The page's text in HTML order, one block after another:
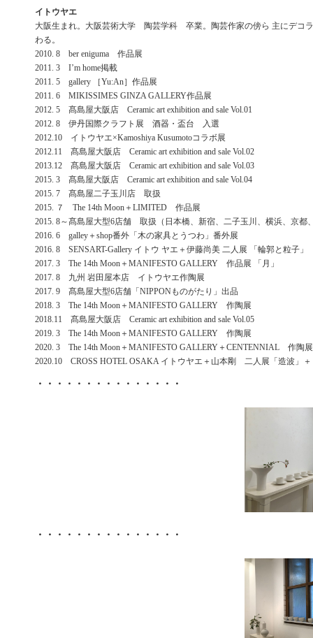
イトウヤエ
大阪生まれ。大阪芸術大学 陶芸学科 卒業。陶芸作家の傍ら 主にデコ
わる。
2010. 8 ber eniguma 作品展
2011. 3 I’m home掲載
2011. 5 gallery ［Yu:An］作品展
2011. 6 MIKISSIMES GINZA GALLERY作品展
2012. 5 髙島屋大阪店 Ceramic art exhibition and sale Vol.01
2012. 8 伊丹国際クラフト展 酒器・盃台 入選
2012.10 イトウヤエ×Kamoshiya Kusumotoコラボ展
2012.11 髙島屋大阪店 Ceramic art exhibition and sale Vol.02
2013.12 髙島屋大阪店 Ceramic art exhibition and sale Vol.03
2015. 3 髙島屋大阪店 Ceramic art exhibition and sale Vol.04
2015. 7 髙島屋二子玉川店 取扱
2015. ７ The 14th Moon＋LIMITED 作品展
2015. 8～髙島屋大型6店舗 取扱（日本橋、新宿、二子玉川、横浜、京都
2016. 6 galley＋shop番外「木の家具とうつわ」番外展
2016. 8 SENSART-Gallery イトウ ヤエ＋伊藤尚美 二人展 「輪郭と粒子」
2017. 3 The 14th Moon＋MANIFESTO GALLERY 作品展 「月」
2017. 8 九州 岩田屋本店 イトウヤエ作陶展
2017. 9 髙島屋大型6店舗「NIPPONものがたり」出品
2018. 3 The 14th Moon＋MANIFESTO GALLERY 作陶展
2018.11 髙島屋大阪店 Ceramic art exhibition and sale Vol.05
2019. 3 The 14th Moon＋MANIFESTO GALLERY 作陶展
2020. 3 The 14th Moon＋MANIFESTO GALLERY＋CENTENNIAL 作陶展
2020.10 CROSS HOTEL OSAKA イトウヤエ＋山本剛 二人展「造波」
・・・・・・・・・・・・・・・
・・・・・・・・・・・・・・・